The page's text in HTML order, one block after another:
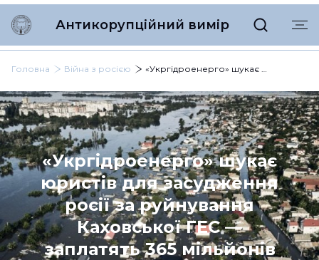
Антикорупційний вимір
Головна Війна з росією «Укргідроенерго» шукає юристів для засудження росії за руйнування Каховської ГЕС — заплатять 365 мільйонів
«Укргідроенерго» шукає
юристів для засудження
росії за руйнування
Каховської ГЕС —
заплатять 365 мільйонів